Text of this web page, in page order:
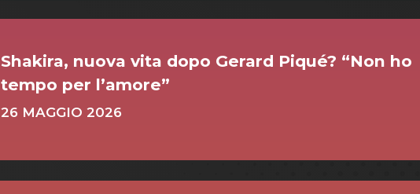
Shakira, nuova vita dopo Gerard Piqué? “Non ho
tempo per l’amore”
26 MAGGIO 2026